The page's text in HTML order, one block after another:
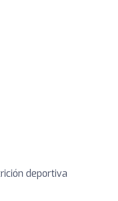
deportiva